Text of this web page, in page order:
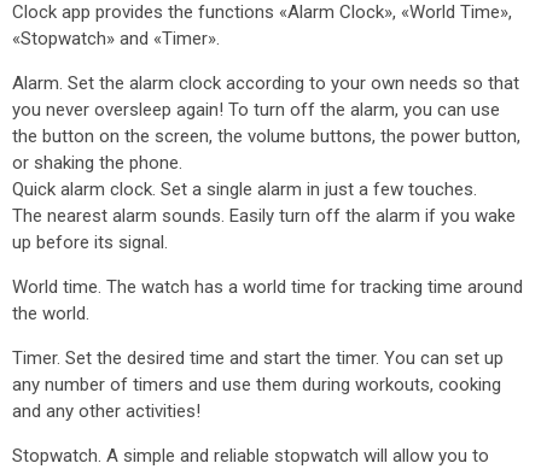
Clock app provides the functions «Alarm Clock», «World Time»,
«Stopwatch» and «Timer».
Alarm. Set the alarm clock according to your own needs so that
you never oversleep again! To turn off the alarm, you can use
the button on the screen, the volume buttons, the power button,
or shaking the phone.
Quick alarm clock. Set a single alarm in just a few touches.
The nearest alarm sounds. Easily turn off the alarm if you wake
up before its signal.
World time. The watch has a world time for tracking time around
the world.
Timer. Set the desired time and start the timer. You can set up
any number of timers and use them during workouts, cooking
and any other activities!
Stopwatch. A simple and reliable stopwatch will allow you to